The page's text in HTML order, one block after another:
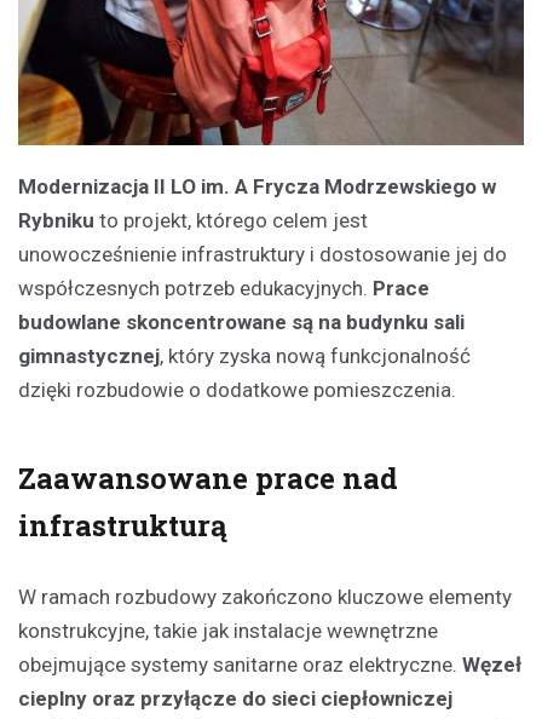
Modernizacja II LO im. A Frycza Modrzewskiego w
Rybniku to projekt, którego celem jest
unowocześnienie infrastruktury i dostosowanie jej do
współczesnych potrzeb edukacyjnych. Prace
budowlane skoncentrowane są na budynku sali
gimnastycznej, który zyska nową funkcjonalność
dzięki rozbudowie o dodatkowe pomieszczenia.
Zaawansowane prace nad
infrastrukturą
W ramach rozbudowy zakończono kluczowe elementy
konstrukcyjne, takie jak instalacje wewnętrzne
obejmujące systemy sanitarne oraz elektryczne. Węzeł
cieplny oraz przyłącze do sieci ciepłowniczej